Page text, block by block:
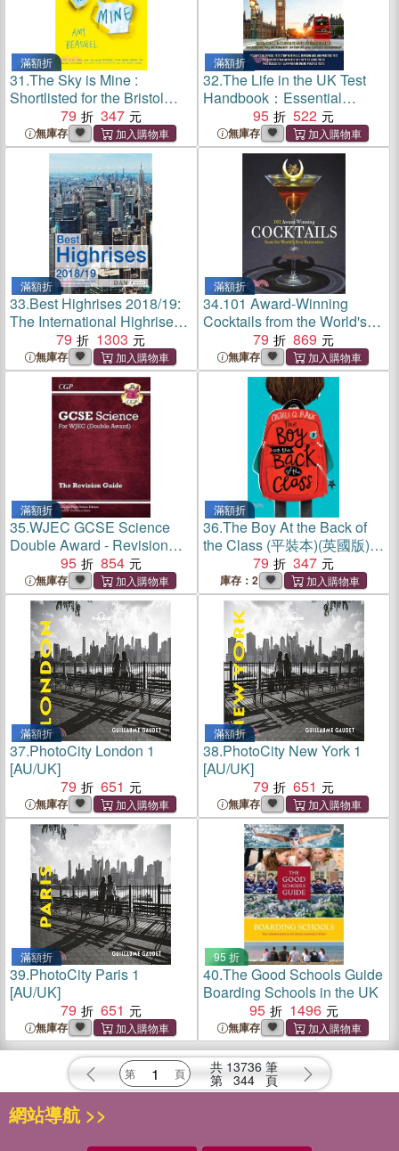
滿額折
31.The Sky is Mine :
Shortlisted for the Bristol
Teen Book Award, 2020
79 347
無庫存
滿額折
32.The Life in the UK Test
Handbook：Essential
independent study guide on
the test for 'Settlement in the
UK' and 'British Citizenship'
95 522
無庫存
滿額折
33.Best Highrises 2018/19:
The International Highrise
Award 2018
79 1303
無庫存
滿額折
34.101 Award-Winning
Cocktails from the World's
Best Bartenders
79 869
無庫存
滿額折
35.WJEC GCSE Science
Double Award - Revision
Guide (with Online Edition)
95 854
無庫存
滿額折
36.The Boy At the Back of
the Class (平裝本)(英國版)
(Shortlisted for the Blue
Peter Book Award 2019)
79 347
庫存：2
滿額折
37.PhotoCity London 1
[AU/UK]
79
651
無庫存
滿額折
38.PhotoCity New York 1
[AU/UK]
79
651
無庫存
滿額折
39.PhotoCity Paris 1
[AU/UK]
79
651
無庫存
95 折
40.The Good Schools Guide
Boarding Schools in the UK
95
1496
無庫存
共 13736 筆
第 344 頁
網站導航 >>